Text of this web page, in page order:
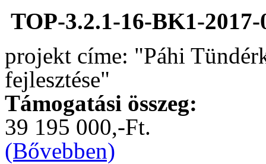
TOP-3.2.1-16-BK1-2017-
projekt címe: "Páhi
fejlesztése"
Támogatási összeg:
39 195 000,-Ft.
(Bővebben)